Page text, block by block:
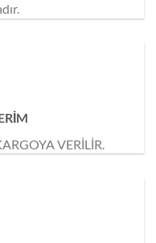
VERİLİR.